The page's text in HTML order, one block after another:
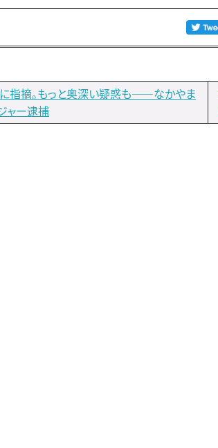
指摘。もっと奥深い疑惑も――なかやま
ャー逮捕